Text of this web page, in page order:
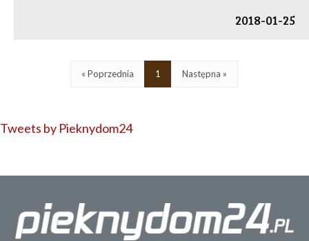
2018-01-25
« Poprzednia 1 Następna »
Tweets by Pieknydom24